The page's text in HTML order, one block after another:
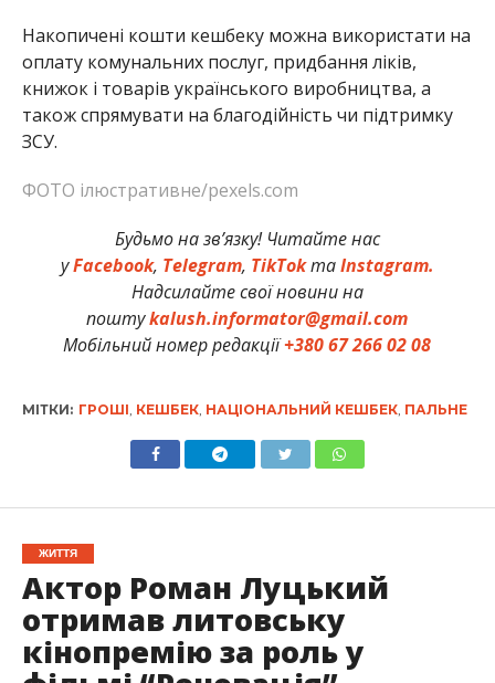
Накопичені кошти кешбеку можна використати на
оплату комунальних послуг, придбання ліків,
книжок і товарів українського виробництва, а
також спрямувати на благодійність чи підтримку
ЗСУ.
ФОТО ілюстративне/pexels.com
Будьмо на зв’язку! Читайте нас
уFacebook, Telegram, TikTokтаInstagram.
Надсилайте свої новини на
поштуkalush.informator@gmail.com
Мобільний номер редакції+380 67 266 02 08
МІТКИ: ГРОШІ КЕШБЕК, НАЦІОНАЛЬНИЙ КЕШБЕК, ПАЛЬНЕ
ЖИТТЯ
Актор Роман Луцький
отримав литовську
кінопремію за роль у